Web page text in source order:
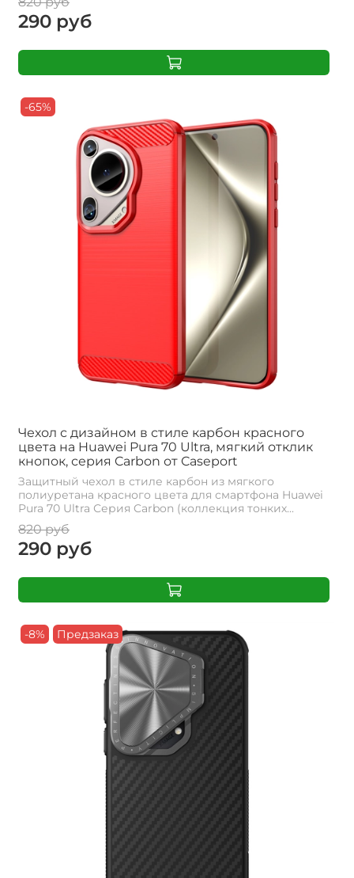
290 руб
-65%
Чехол с дизайном в стиле карбон красного
цвета на Huawei Pura 70 Ultra, мягкий отклик
кнопок, серия Carbon от Caseport
Защитный чехол в стиле карбон из мягкого
полиуретана красного цвета для смартфона Huawei
Pura 70 Ultra Серия Carbon (коллекция тонких...
820 руб
290 руб
-8% Предзаказ